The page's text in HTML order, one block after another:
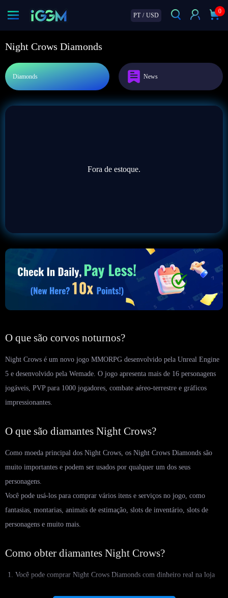
PT / USD
0
Night Crows Diamonds
Diamonds News
Fora de estoque.
O que são corvos noturnos?
Night Crows é um novo jogo MMORPG desenvolvido pela Unreal Engine
5 e desenvolvido pela Wemade. O jogo apresenta mais de 16 personagens
jogáveis, PVP para 1000 jogadores, combate aéreo-terrestre e gráficos
impressionantes.
O que são diamantes Night Crows?
Como moeda principal dos Night Crows, os Night Crows Diamonds são
muito importantes e podem ser usados por qualquer um dos seus
personagens.
Você pode usá-los para comprar vários itens e serviços no jogo, como
fantasias, montarias, animais de estimação, slots de inventário, slots de
personagens e muito mais.
Como obter diamantes Night Crows?
Você pode comprar Night Crows Diamonds com dinheiro real na loja